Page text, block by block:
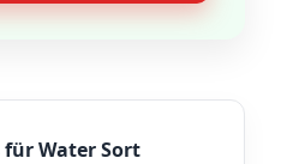
Water Sort